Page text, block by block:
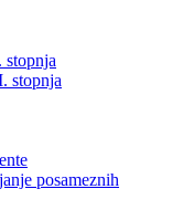
stopnja
posameznih